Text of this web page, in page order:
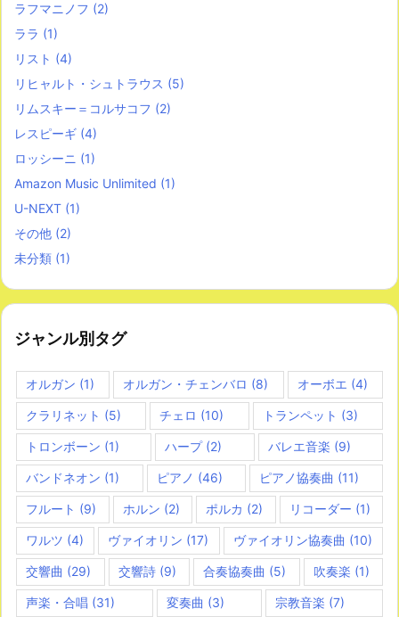
ラフマニノフ (2)
ララ (1)
リスト (4)
リヒャルト・シュトラウス (5)
リムスキー＝コルサコフ (2)
レスピーギ (4)
ロッシーニ (1)
Amazon Music Unlimited (1)
U-NEXT (1)
その他 (2)
未分類 (1)
ジャンル別タグ
オルガン (1) オルガン・チェンバロ (8) オーボエ (4)
クラリネット (5) チェロ (10) トランペット (3)
トロンボーン (1) ハープ(2) バレエ音楽 (9)
バンドネオン (1) ピアノ (46) ピアノ協奏曲 (11)
フルート (9) ホルン (2) ポルカ (2) リコーダー (1)
ワルツ (4) ヴァイオリン (17) ヴァイオリン協奏曲 (10)
交響曲 (29) 交響詩(9) 合奏協奏曲 (5) 吹奏楽 (1)
声楽・合唱 (31) 変奏曲 (3) 宗教音楽 (7)